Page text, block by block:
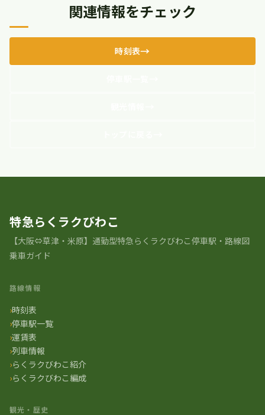
関連情報をチェック
時刻表
特急らくラクびわこ
【大阪⇔草津・米原】通勤型特急らくラクびわこ停車駅・路線図
乗車ガイド
路線情報
時刻表
停車駅一覧
運賃表
列車情報
らくラクびわこ紹介
らくラクびわこ編成
観光・歴史